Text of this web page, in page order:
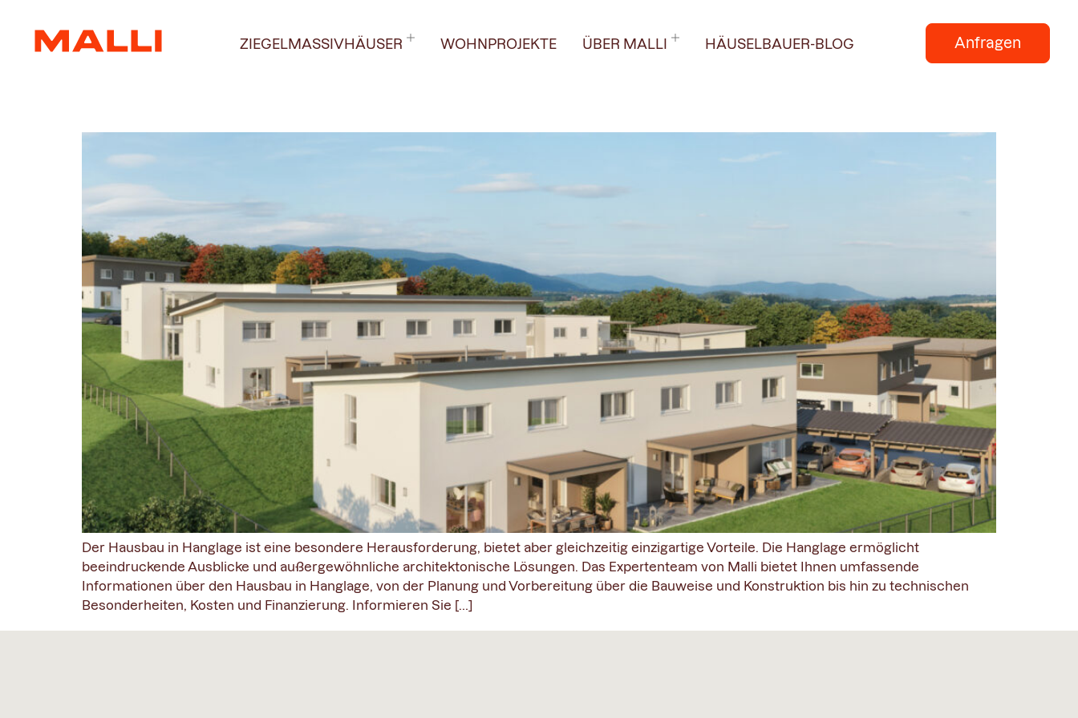
ZIEGELMASSIVHÄUSER WOHNPROJEKTE ÜBER MALLI HÄUSELBAUER-BLOG Anfragen
Tag: 7. Oktober 2024
Der Hausbau in Hanglage ist eine besondere Herausforderung, bietet aber gleichzeitig einzigartige Vorteile. Die Hanglage ermöglicht
beeindruckende Ausblicke und außergewöhnliche architektonische Lösungen. Das Expertenteam von Malli bietet Ihnen umfassende
Informationen über den Hausbau in Hanglage, von der Planung und Vorbereitung über die Bauweise und Konstruktion bis hin zu technischen
Besonderheiten, Kosten und Finanzierung. Informieren Sie […]